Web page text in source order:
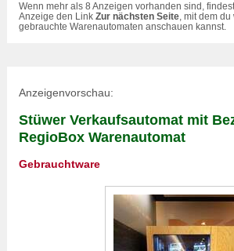
Wenn mehr als 8 Anzeigen vorhanden sind,
Anzeige den Link Zur nächsten Seite , mit dem
gebrauchte Warenautomaten anschauen kannst.
Anzeigenvorschau:
Stüwer Verkaufsautomat mit
RegioBox Warenautomat
Gebrauchtware